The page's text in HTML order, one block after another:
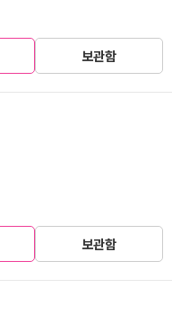
보관함
보관함